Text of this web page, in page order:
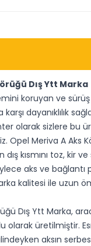
Dış Ytt Marka
koruyan ve sürüş
dayanıklılık
olarak sizlere bu
Opel Meriva A Aks
kısmını toz, kir ve
aks ve bağlantı
kalitesi ile uzun
Dış Ytt Marka,
üretilmiştir.
aksın